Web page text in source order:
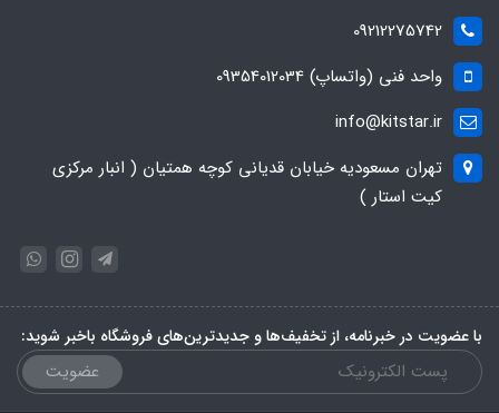
09212275742
واحد فنی (واتساپ) 09354012034
info@kitstar.ir
تهران مسعودیه خیابان قدیانی کوچه همتیان ( انبار مرکزی
کیت استار )
با عضویت در خبرنامه، از تخفیف‌ها و جدیدترین‌های فروشگاه باخبر شوید:
عضویت